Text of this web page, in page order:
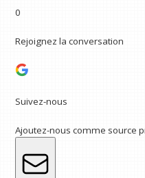
0
Rejoignez la conversation
Suivez-nous
Ajoutez-nous comme source